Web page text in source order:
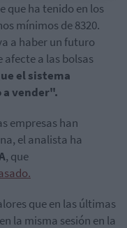
que ha tenido en los
mínimos de 8320.
a haber un futuro
afecte a las bolsas
el sistema
vender".
empresas han
el analista ha
, que
que en las últimas
la misma sesión en la